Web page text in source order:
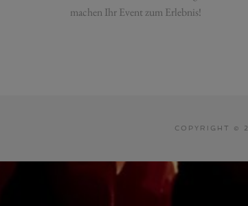
machen Ihr Event zum Erlebnis!
COPYRIGHT ©